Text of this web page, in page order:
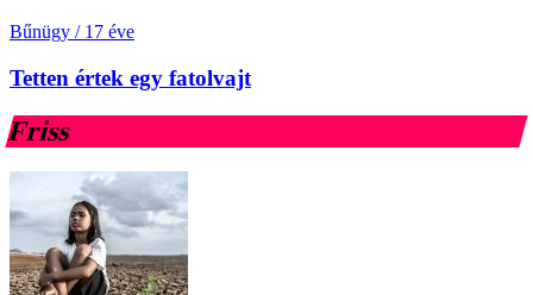
Bűnügy / 17 éve
Tetten értek egy fatolvajt
Friss